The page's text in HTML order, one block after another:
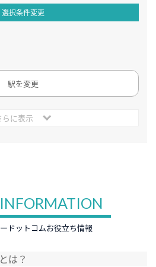
選択条件変更
駅を変更
らに表示
ドットコムお役立ち情報
は？